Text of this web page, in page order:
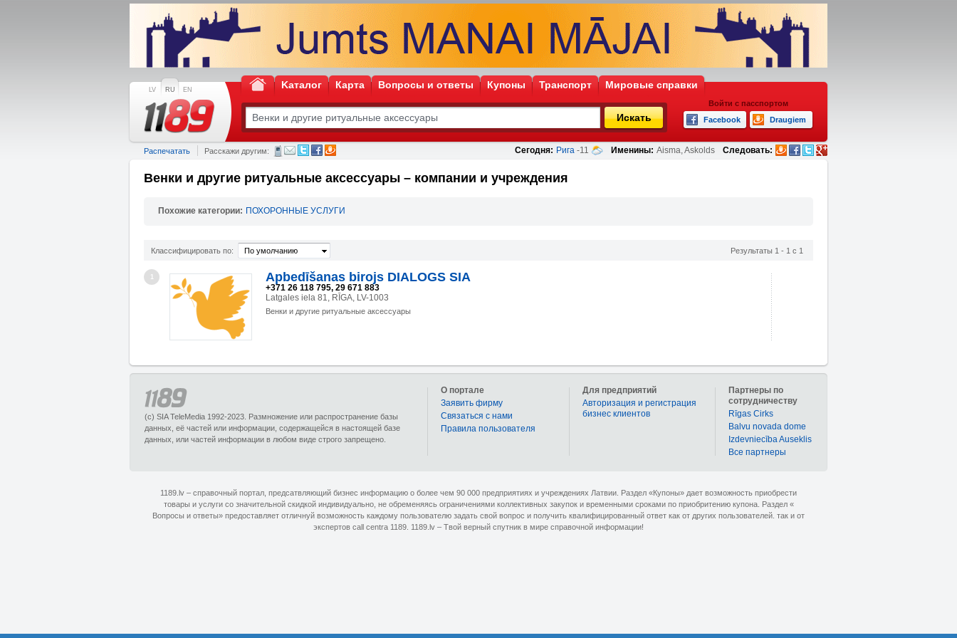
LV RU EN Kаталог Карта Вопросы и ответы Купоны Транспорт Мировые справки
Искать
Войти с пасспортом
Facebook
Draugiem
Сегодня: Рига -11 Именины: Aisma, Askolds Следовать:
Распечатать Расскажи другим:
Венки и другие ритуальные аксессуары – компании и учреждения
Похожие категории: ПОХОРОННЫЕ УСЛУГИ
Классифицировать по: По умолчанию Результаты 1 - 1 с 1
1 Apbedīšanas birojs DIALOGS SIA
+371 26 118 795, 29 671 883
Latgales iela 81, RĪGA, LV-1003
Венки и другие ритуальные аксессуары
(c) SIA TeleMedia 1992-2023. Размножение или распространение базы
данных, её частей или информации, содержащейся в настоящей базе
данных, или частей информации в любом виде строго запрещено.
Партнеры по
сотрудничеству
Rīgas Cirks
Balvu novada dome
Izdevniecība Auseklis
Bce партнеры
Для предприятий
Авторизация и регистрация
бизнес клиентов
О портале
Заявить фирму
Связаться с нами
Правила пользователя
1189.lv – справочный портал, предсатвляющий бизнес информацию о более чем 90 000 предприятиях и учреждениях Латвии. Раздел «Купоны» дает возможность приобрести
товары и услуги со значительной скидкой индивидуально, не обременяясь ограничениями коллективных закупок и временными сроками по приобритению купона. Раздел «
Вопросы и ответы» предоставляет отличнуй возможность каждому пользователю задать свой вопрос и получить квалифицированный ответ как от других пользователей. так и от
экспертов сall centra 1189. 1189.lv – Твой верный спутник в мире справочной информации!